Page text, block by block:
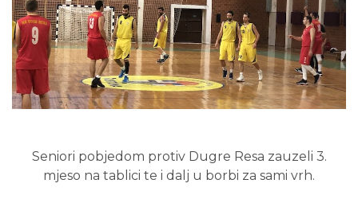
Seniori pobjedom protiv Dugre Resa zauzeli 3.
mjeso na tablici te i dalj u borbi za sami vrh.